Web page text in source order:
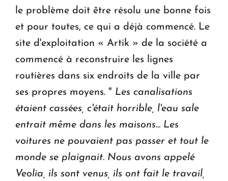
le problème doit être résolu une bonne fois
et pour toutes, ce qui a déjà commencé. Le
site d'exploitation « Artik » de la société a
commencé à reconstruire les lignes
routières dans six endroits de la ville par
ses propres moyens. " Les canalisations
étaient cassées, c'était horrible, l'eau sale
entrait même dans les maisons... Les
voitures ne pouvaient pas passer et tout le
monde se plaignait. Nous avons appelé
Veolia, ils sont venus, ils ont fait le travail,